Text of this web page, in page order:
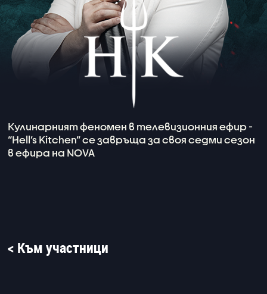
Кулинарният феномен в телевизионния ефир -
“Hell’s Kitchen” се завръща за своя седми сезон
в ефира на NOVA
< Към участници